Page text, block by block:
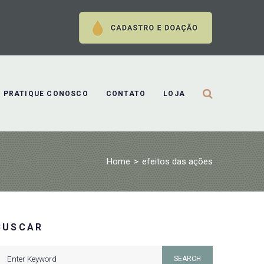
PRATIQUE CONOSCO CONTATO LOJA
Home > efeitos das ações
SEARCH